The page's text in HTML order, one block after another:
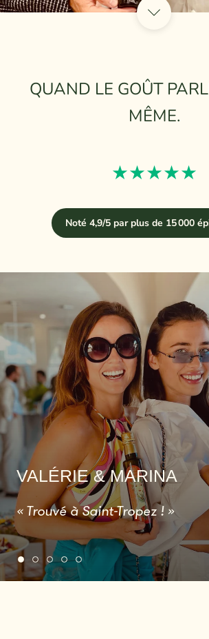
QUAND LE GOÛT
MÊME.
★★★★★
Noté 4,9/5 par plus de 15 000
VALÉRIE & MARINA
« Trouvé à Saint-Tropez ! »